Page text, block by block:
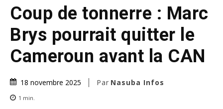
Coup de tonnerre : Marc
Brys pourrait quitter le
Cameroun avant la CAN
18 novembre 2025 Par Nasuba Infos
1 min.